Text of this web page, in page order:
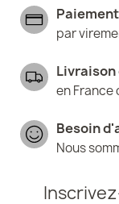
par
en France
Besoin
Nous